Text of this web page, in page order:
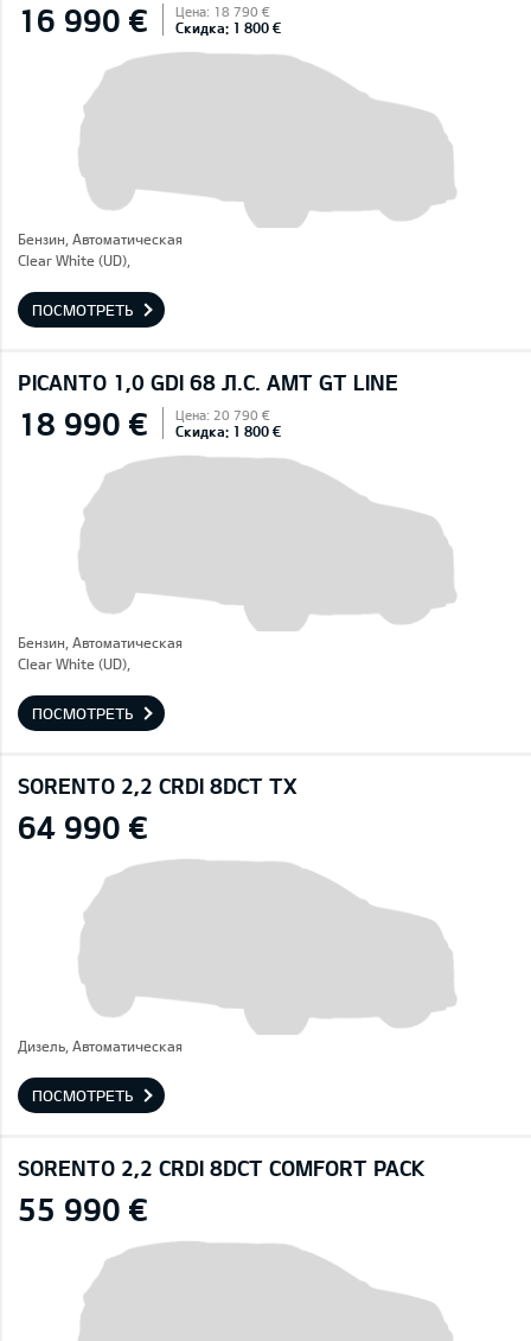
16 990 € Цена: 18 790 €
Скидка: 1 800 €
Бензин, Автоматическая
Clear White (UD),
ПОСМОТРЕТЬ
PICANTO 1,0 GDI 68 Л.С. AMT GT LINE
18 990 € Цена: 20 790 €
Скидка: 1 800 €
Бензин, Автоматическая
Clear White (UD),
ПОСМОТРЕТЬ
SORENTO 2,2 CRDI 8DCT TX
64 990 €
Дизель, Автоматическая
ПОСМОТРЕТЬ
SORENTO 2,2 CRDI 8DCT COMFORT PACK
55 990 €